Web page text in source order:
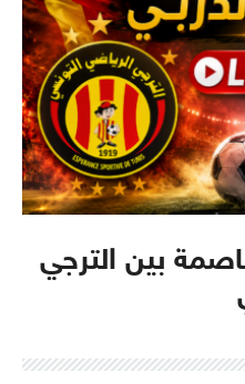
بين الترجي